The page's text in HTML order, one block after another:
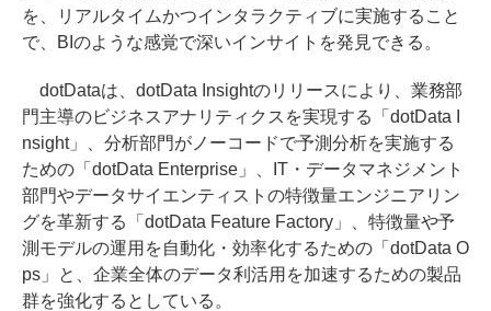
を、リアルタイムかつインタラクティブに実施すること
で、BIのような感覚で深いインサイトを発見できる。
dotDataは、dotData Insightのリリースにより、業務部
門主導のビジネスアナリティクスを実現する「dotData I
nsight」、分析部門がノーコードで予測分析を実施する
ための「dotData Enterprise」、IT・データマネジメント
部門やデータサイエンティストの特徴量エンジニアリン
グを革新する「dotData Feature Factory」、特徴量や予
測モデルの運用を自動化・効率化するための「dotData O
ps」と、企業全体のデータ利活用を加速するための製品
群を強化するとしている。